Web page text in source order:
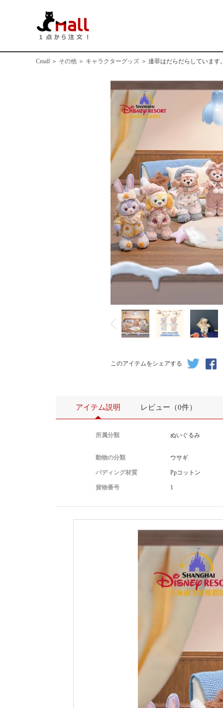
Cmall ＞ その他 ＞ キャラクターグッズ ＞ 達菲はだらだらしています
このアイテムをシェアする
アイテム説明 レビュー（0件）
所属分類 ぬいぐるみ
動物の分類 ウサギ
パディング材質 Ppコットン
貨物番号 1